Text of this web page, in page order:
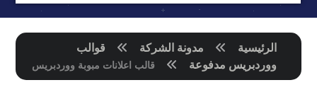
الرئيسية مدونة الشركة
قوالب
ووردبريس مدفوعة
قالب اعلانات مبوبة ووردبريس